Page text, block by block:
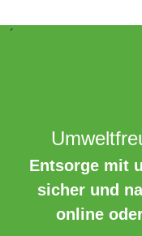
´
Entsorge mit
sicher und
online